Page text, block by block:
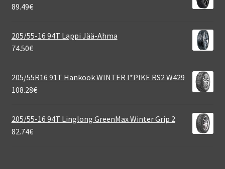
89.49€
205/55-16 94T Lappi Jää-Ahma
74.50€
205/55R16 91T Hankook WINTER I*PIKE RS2 W429
108.28€
205/55-16 94T Linglong GreenMax Winter Grip 2
82.74€